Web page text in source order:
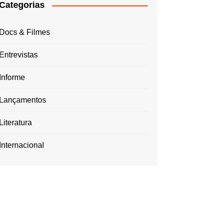
Docs & Filmes
Entrevistas
Informe
Lançamentos
Literatura
Internacional